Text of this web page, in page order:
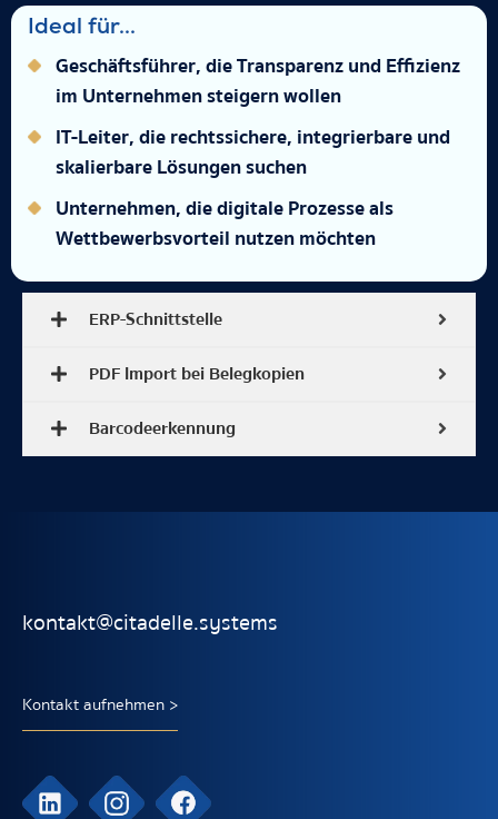
Ideal für...
Geschäftsführer, die Transparenz und Effizienz
im Unternehmen steigern wollen
IT-Leiter, die rechtssichere, integrierbare und
skalierbare Lösungen suchen
Unternehmen, die digitale Prozesse als
Wettbewerbsvorteil nutzen möchten
ERP-Schnittstelle
PDF Import bei Belegkopien
Barcodeerkennung
kontakt@citadelle.systems
Kontakt aufnehmen >